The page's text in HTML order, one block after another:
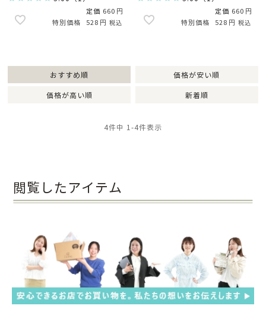
定価 660
528
税込
定価 660
528
税込
おすすめ順 価格が安い順
価格が高い順 新着順
4件中 1 -4件表示
閲覧したアイテム